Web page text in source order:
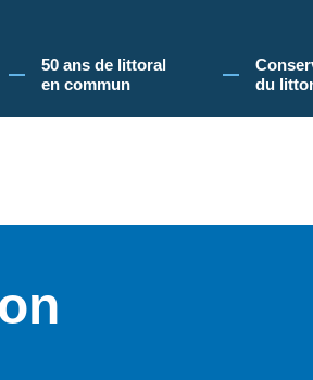
navigation sur le site du Conservatoire du
50 ans de littoral
en commun​
du